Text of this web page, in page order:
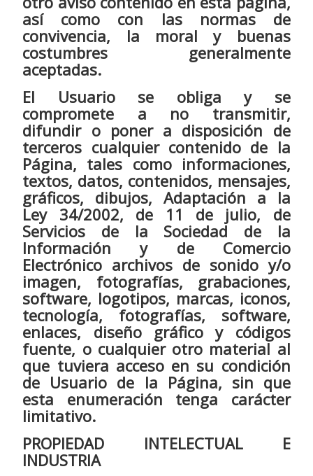
así como con las normas de
convivencia, la moral y buenas
costumbres generalmente
aceptadas.
El Usuario se obliga y se
compromete a no transmitir,
difundir o poner a disposición de
terceros cualquier contenido de la
Página, tales como informaciones,
textos, datos, contenidos, mensajes,
gráficos, dibujos, Adaptación a la
Ley 34/2002, de 11 de julio, de
Servicios de la Sociedad de la
Información y de Comercio
Electrónico archivos de sonido y/o
imagen, fotografías, grabaciones,
software, logotipos, marcas, iconos,
tecnología, fotografías, software,
enlaces, diseño gráfico y códigos
fuente, o cualquier otro material al
que tuviera acceso en su condición
de Usuario de la Página, sin que
esta enumeración tenga carácter
limitativo.
PROPIEDAD INTELECTUAL E
INDUSTRIA